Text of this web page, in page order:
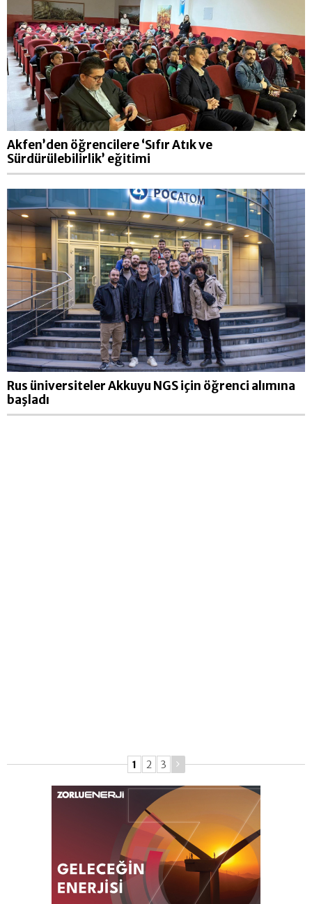
Akfen’den öğrencilere ‘Sıfır Atık ve
Sürdürülebilirlik’ eğitimi
Rus üniversiteler Akkuyu NGS için öğrenci alımına
başladı
1 2 3